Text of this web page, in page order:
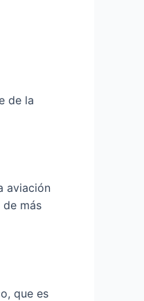
de la
aviación
más
que es